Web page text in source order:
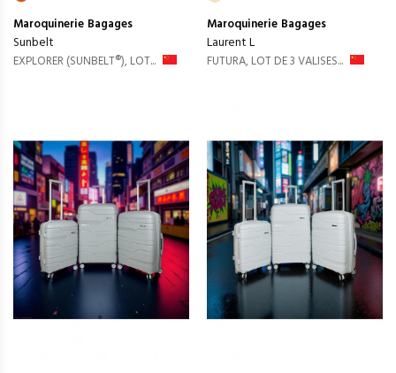
Maroquinerie Bagages
Sunbelt
EXPLORER (SUNBELT®), LOT...
Maroquinerie Bagages
Laurent L
FUTURA, LOT DE 3 VALISES...